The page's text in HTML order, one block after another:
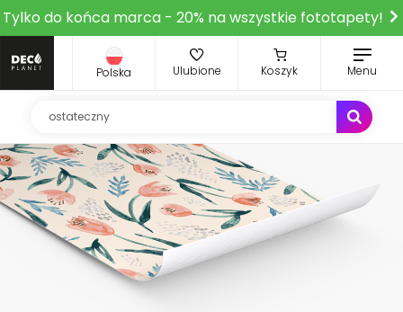
Tylko do końca marca - 20% na wszystkie fototapety!
Polska Ulubione Koszyk Menu